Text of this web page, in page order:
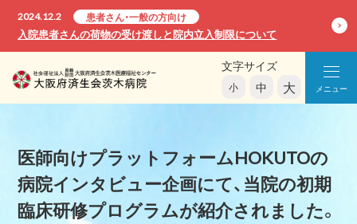
2024.12.2 患者さん・一般の方向け
入院患者さんの荷物の受け渡しと院内立入制限について
文字サイズ
小 中 大 メニュー
医師向けプラットフォームHOKUTOの
病院インタビュー企画にて、当院の初期
臨床研修プログラムが紹介されました。